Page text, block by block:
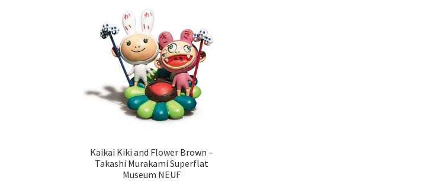
Kaikai Kiki and Flower Brown –
Takashi Murakami Superflat
Museum NEUF